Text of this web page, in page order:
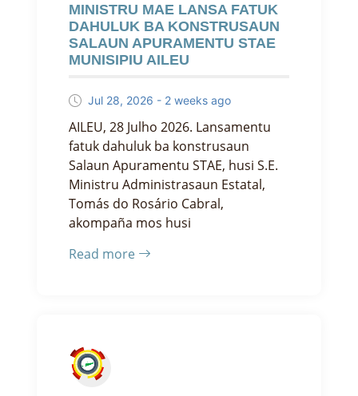
MINISTRU MAE LANSA FATUK
DAHULUK BA KONSTRUSAUN
SALAUN APURAMENTU STAE
MUNISIPIU AILEU
Jul 28, 2026 - 2 weeks ago
AILEU, 28 Julho 2026. Lansamentu
fatuk dahuluk ba konstrusaun
Salaun Apuramentu STAE, husi S.E.
Ministru Administrasaun Estatal,
Tomás do Rosário Cabral,
akompaña mos husi
Read more